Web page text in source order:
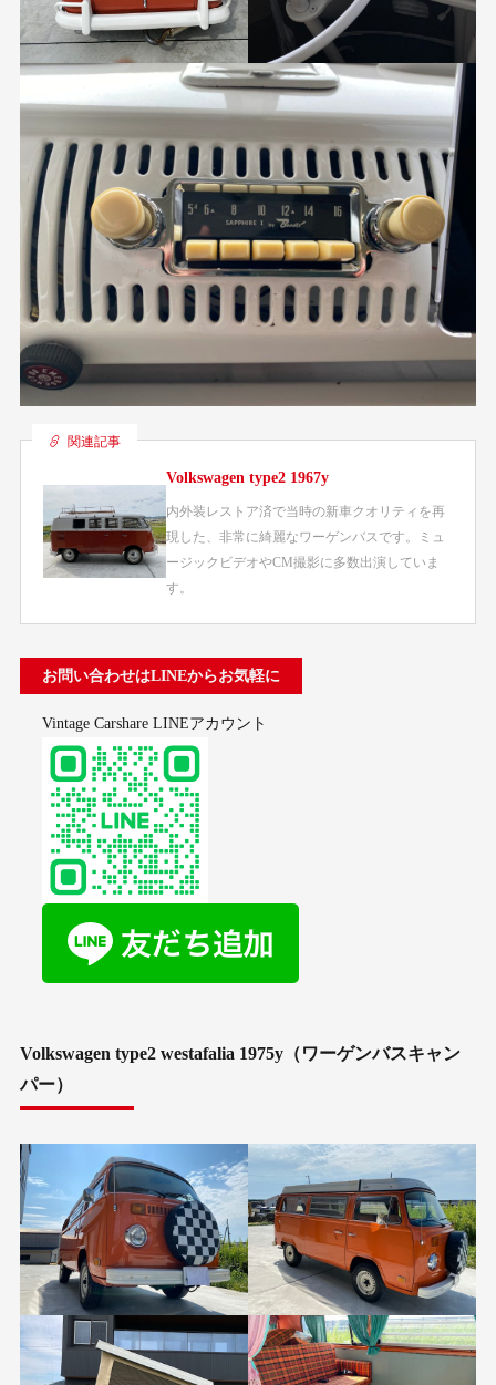
関連記事
Volkswagen type2 1967y
内外装レストア済で当時の新車クオリティを再
現した、非常に綺麗なワーゲンバスです。ミュ
ージックビデオやCM撮影に多数出演していま
す。
お問い合わせはLINEからお気軽に
Vintage Carshare LINEアカウント
Volkswagen type2 westafalia 1975y（ワーゲンバスキャン
パー）